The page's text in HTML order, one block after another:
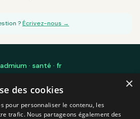
?Écrivez-nous →
· santé · fr
— Toulouse, France
CadmiumÀ proposMéthodologie
ContactCGUConfidentialité
×
des cookies
pour personnaliser le contenu, les
trafic. Nous partageons également des